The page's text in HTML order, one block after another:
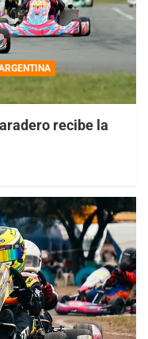
recibe la